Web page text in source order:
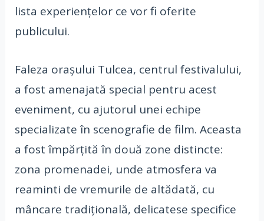
lista experiențelor ce vor fi oferite
publicului.
Faleza orașului Tulcea, centrul festivalului,
a fost amenajată special pentru acest
eveniment, cu ajutorul unei echipe
specializate în scenografie de film. Aceasta
a fost împărțită în două zone distincte:
zona promenadei, unde atmosfera va
reaminti de vremurile de altădată, cu
mâncare tradițională, delicatese specifice